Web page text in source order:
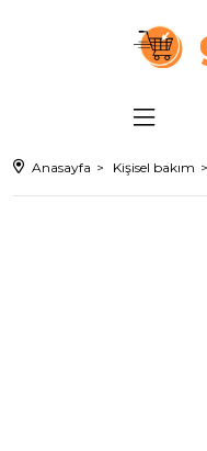
Anasayfa Kişisel bakım